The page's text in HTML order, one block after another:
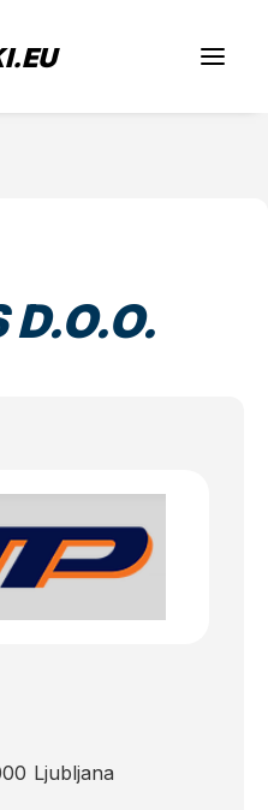
Ljubljana